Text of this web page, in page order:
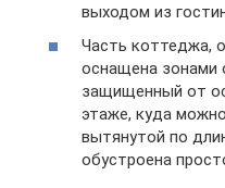
выходом из
Часть коттеджа,
оснащена зонами
защищенный от
этаже, куда
вытянутой по
обустроена